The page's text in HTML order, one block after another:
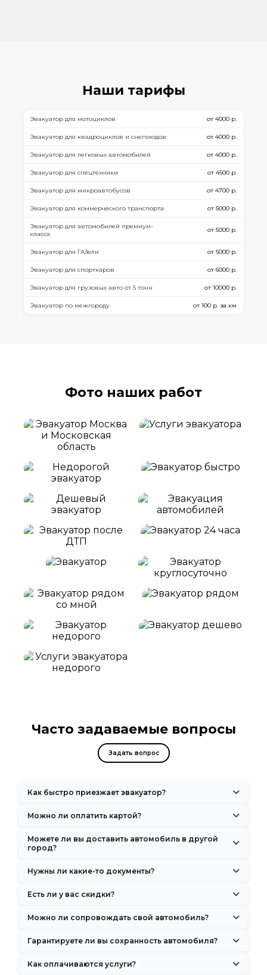
Наши тарифы
Эвакуатор для мотоциклов от 4000 р.
Эвакуатор для квадроциклов и снегоходов от 4000 р.
Эвакуатор для легковых автомобилей от 4000 р.
Эвакуатор для спецтехники от 4500 р.
Эвакуатор для микроавтобусов от 4700 р.
Эвакуатор для коммерческого транспорта от 5000 р.
Эвакуатор для автомобилей премиум-
класса
от 5000 р.
Эвакуатор для ГАЗели от 5000 р.
Эвакуатор для спорткаров от 6000 р.
Эвакуатор для грузовых авто от 5 тонн от 10000 р.
Эвакуатор по межгороду от 100 р. за км
Фото наших работ
Часто задаваемые вопросы
Задать вопрос
Как быстро приезжает эвакуатор?
заказа.
Можно ли оплатить картой?
картами.
Можете ли вы доставить автомобиль в другой
город?
регионам России.
Нужны ли какие-то документы?
и ваше удостоверение личности.
Есть ли у вас скидки?
при повторном обращении и за предварительных заказов. Также
Можно ли сопровождать свой автомобиль?
пассажирских места.
Гарантируете ли вы сохранность автомобиля?
системами крепления. Все машины застрахованы.
Как оплачиваются услуги?